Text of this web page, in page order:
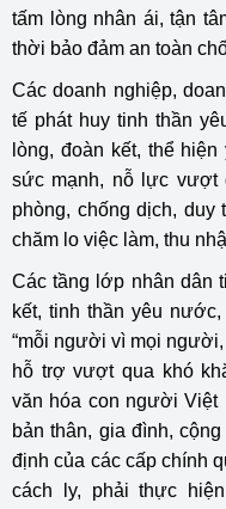
tấm lòng nhân ái, tận
thời bảo đảm an toàn
Các doanh nghiệp,
tế phát huy tinh thần
lòng, đoàn kết, thể
sức mạnh, nỗ lực vượt
phòng, chống dịch, duy
chăm lo việc làm, thu
Các tầng lớp nhân dân
kết, tinh thần yêu
“mỗi người vì mọi
hỗ trợ vượt qua khó
văn hóa con người Việt
bản thân, gia đình,
định của các cấp chính
cách ly, phải thực